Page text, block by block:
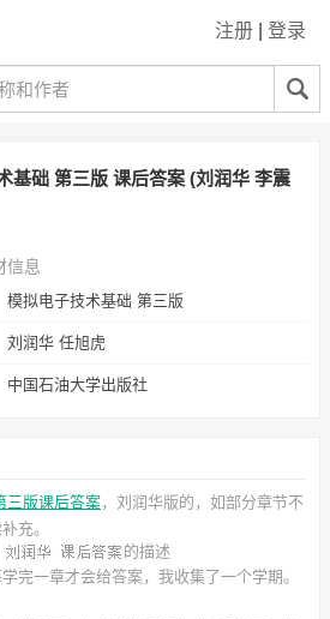
注册 登录
基础 第三版 课后答案 (刘润华 李震
信息
模拟电子技术基础 第三版
刘润华 任旭虎
中国石油大学出版社
三版课后答案，刘润华版的，如部分章节不
充。
的描述
完一章才会给答案，我收集了一个学期。